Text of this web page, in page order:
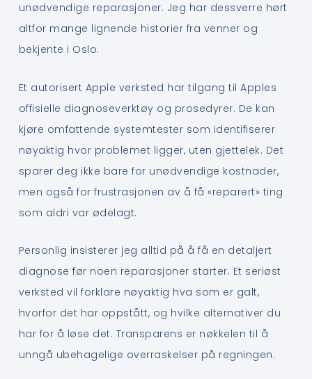
unødvendige reparasjoner. Jeg har dessverre hørt
altfor mange lignende historier fra venner og
bekjente i Oslo.
Et autorisert Apple verksted har tilgang til Apples
offisielle diagnoseverktøy og prosedyrer. De kan
kjøre omfattende systemtester som identifiserer
nøyaktig hvor problemet ligger, uten gjettelek. Det
sparer deg ikke bare for unødvendige kostnader,
men også for frustrasjonen av å få «reparert» ting
som aldri var ødelagt.
Personlig insisterer jeg alltid på å få en detaljert
diagnose før noen reparasjoner starter. Et seriøst
verksted vil forklare nøyaktig hva som er galt,
hvorfor det har oppstått, og hvilke alternativer du
har for å løse det. Transparens er nøkkelen til å
unngå ubehagelige overraskelser på regningen.